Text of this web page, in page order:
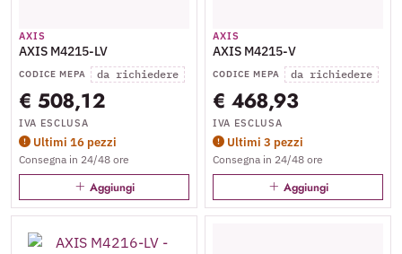
AXIS
AXIS M4215-LV
CODICE MEPA da richiedere
€ 508,12
IVA ESCLUSA
Ultimi 16 pezzi
Consegna in 24/48 ore
Aggiungi
AXIS
AXIS M4215-V
CODICE MEPA da richiedere
€ 468,93
IVA ESCLUSA
Ultimi 3 pezzi
Consegna in 24/48 ore
Aggiungi